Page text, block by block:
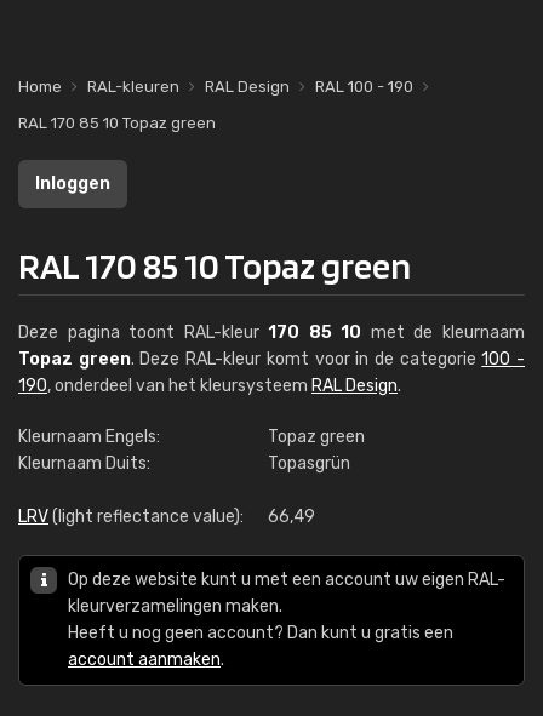
Home RAL-kleuren RAL Design
RAL 100 - 190
RAL 170 85 10 Topaz green
Inloggen
RAL 170 85 10 Topaz green
Deze pagina toont RAL-kleur170 85 10 met de kleurnaam
Topaz green. Deze RAL-kleur komt voor in de categorie100 -
190, onderdeel van het kleursysteem RAL Design.
Kleurnaam Engels:
Topaz green
Kleurnaam Duits:
Topasgrün
LRV(light reflectance value): 66,49
Op deze website kunt u met een account uw eigen RAL-
kleurverzamelingen maken.
Heeft u nog geen account? Dan kunt u gratis een
account aanmaken.